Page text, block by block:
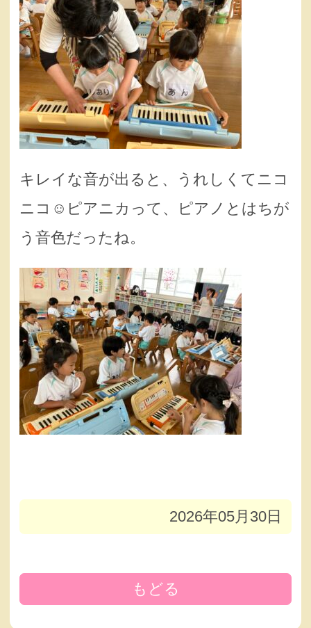
キレイな音が出ると、うれしくてニコ
ニコ☺️ピアニカって、ピアノとはちが
う音色だったね。
2026年05月30日
もどる